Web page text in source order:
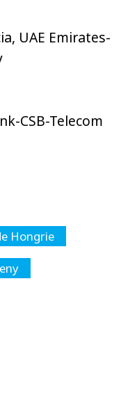
UAE Emirates-
CSB-Telecom
Hongrie